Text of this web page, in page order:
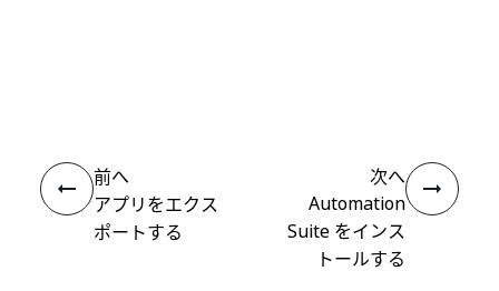
前へ
アプリをエクス
ポートする
次へ
Automation
Suite をインス
トールする